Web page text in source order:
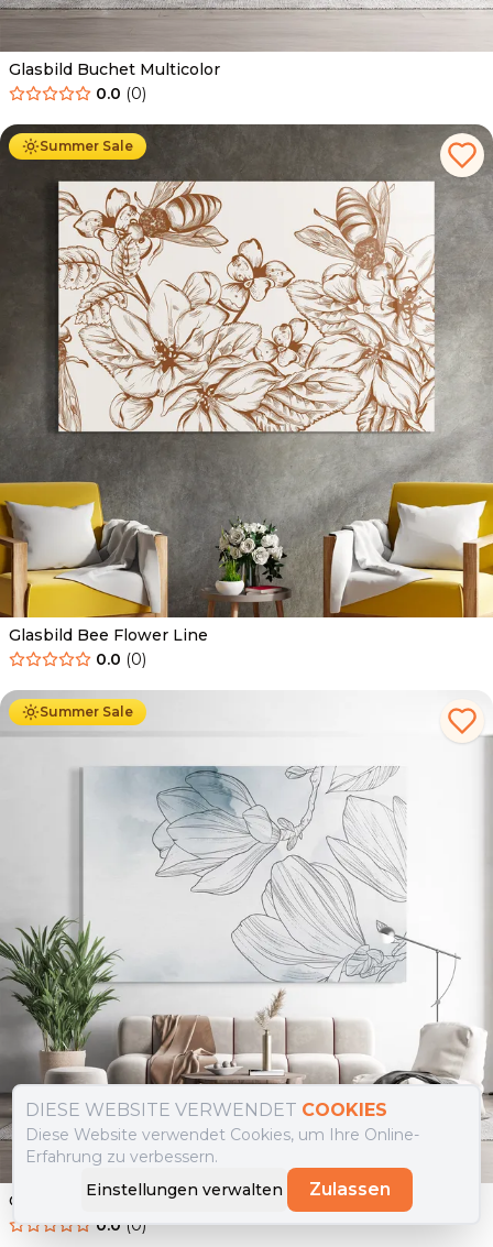
Glasbild Buchet Multicolor
0.0 (0)
Summer Sale
Ab 69.90 € 44.90
Glasbild Bee Flower Line
0.0 (0)
Summer Sale
Ab 69.90 € 44.90
Glasbild Blue Line Flower
0.0 (0)
Ab 69.90 € 44.90 €
DIESE WEBSITE VERWENDET COOKIES
Diese Website verwendet Cookies, um Ihre Online-
Erfahrung zu verbessern.
Einstellungen verwalten
Zulassen